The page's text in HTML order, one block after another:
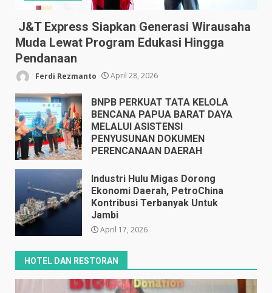
J&T Express Siapkan Generasi Wirausaha
Muda Lewat Program Edukasi Hingga
Pendanaan
Ferdi Rezmanto April 28, 2026
BNPB PERKUAT TATA KELOLA
BENCANA PAPUA BARAT DAYA
MELALUI ASISTENSI
PENYUSUNAN DOKUMEN
PERENCANAAN DAERAH
Industri Hulu Migas Dorong
Ekonomi Daerah, PetroChina
Kontribusi Terbanyak Untuk
Jambi
April 17, 2026
HOTEL DAN RESTORAN